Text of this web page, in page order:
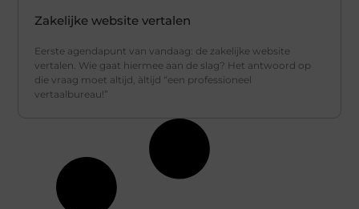
Zakelijke website vertalen
Eerste agendapunt van vandaag: de zakelijke website
vertalen. Wie gaat hiermee aan de slag? Het antwoord op
die vraag moet altijd, àltijd “een professioneel
vertaalbureau!”